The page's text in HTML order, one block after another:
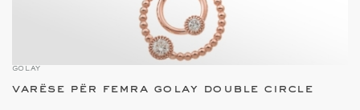
GOLAY
varëse për femra golay double circle